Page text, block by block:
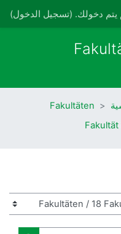
يتم دخولك. (تسجيل الدخول)
18
Fakultäten